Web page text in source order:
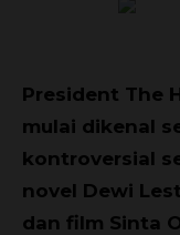
President The
mulai dikenal
kontroversial
novel Dewi
dan film Sinta